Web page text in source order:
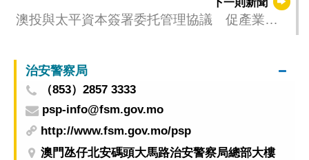
澳投與太平資本簽署委托管理協議 促產業園
治安警察局
（853）2857 3333
psp-info@fsm.gov.mo
http://www.fsm.gov.mo/psp
澳門氹仔北安碼頭大馬路治安警察局總部大樓